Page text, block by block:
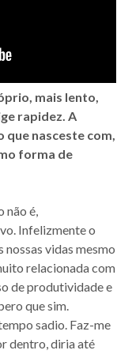
mais lento,
rapidez. A
que nasceste com,
forma de
não é,
Infelizmente o
vidas mesmo
relacionada com
de produtividade e
que sim.
sadio. Faz-me
dentro, diria até